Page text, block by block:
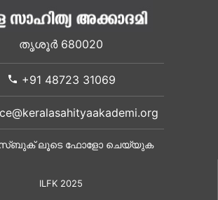
തൃശൂർ 680020
+91 48723 31069
ലൂടെ ഫോളോ ചെയ്യുക
ILFK 2025